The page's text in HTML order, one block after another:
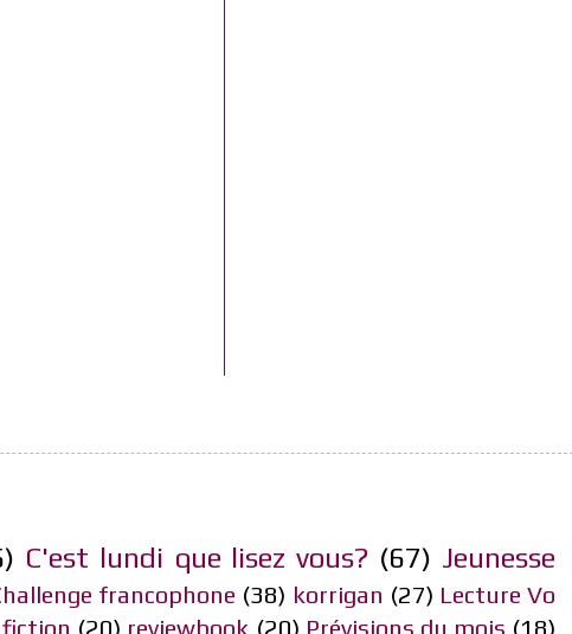
C'est lundi que lisez vous? (67) Jeunesse
francophone (38) korrigan (27) Lecture Vo
fiction (20) reviewbook (20) Prévisions du mois (18)